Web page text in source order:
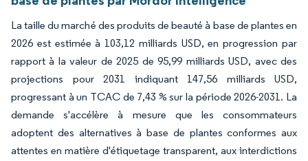
La taille du marché des produits de beauté à base de plantes en
2026 est estimée à 103,12 milliards USD, en progression par
rapport à la valeur de 2025 de 95,99 milliards USD, avec des
projections pour 2031 indiquant 147,56 milliards USD,
progressant à un TCAC de 7,43 % sur la période 2026-2031. La
demande s'accélère à mesure que les consommateurs
adoptent des alternatives à base de plantes conformes aux
attentes en matière d'étiquetage transparent, aux interdictions